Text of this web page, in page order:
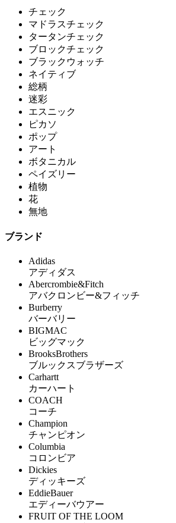
チェック
マドラスチェック
タータンチェック
ブロックチェック
ブラックウォッチ
ネイティブ
総柄
迷彩
エスニック
ピカソ
ポップ
アート
ボタニカル
ペイズリー
植物
花
無地
ブランド
Adidas
アディダス
Abercrombie&Fitch
アバクロンビー&フィッチ
Burberry
バーバリー
BIGMAC
ビッグマック
BrooksBrothers
ブルックスブラザーズ
Carhartt
カーハート
COACH
コーチ
Champion
チャンピオン
Columbia
コロンビア
Dickies
ディッキーズ
EddieBauer
エディーバウアー
FRUIT OF THE LOOM